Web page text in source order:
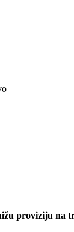
proviziju na